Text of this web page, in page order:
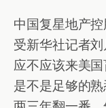
中国复星地产
受新华社记者
应不应该来美
是不是足够的